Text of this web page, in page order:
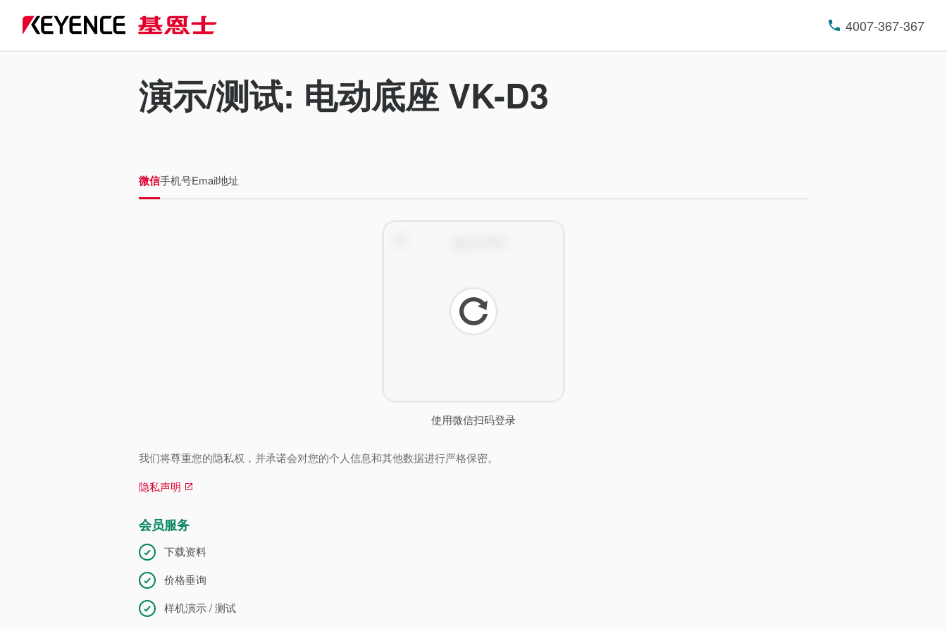
4007-367-367
演示/测试: 电动底座 VK-D3
微信手机号Email地址
使用微信扫码登录
刷
新
我们将尊重您的隐私权，并承诺会对您的个人信息和其他数据进行严格保密。
隐私声明
会员服务
下载资料
价格垂询
样机演示 / 测试